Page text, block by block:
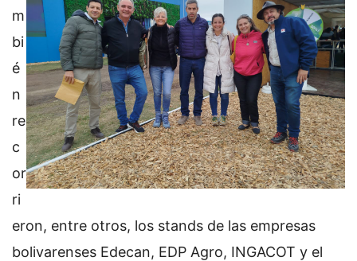
m
bi
é
n
re
c
or
ri
eron, entre otros, los stands de las empresas
bolivarenses Edecan, EDP Agro, INGACOT y el